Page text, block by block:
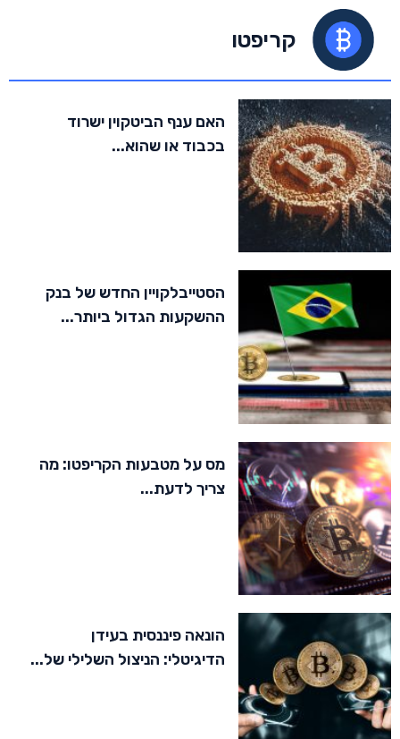
קריפטו
האם ענף הביטקוין ישרוד
בכבוד או שהוא...
הסטייבלקויין החדש של בנק
ההשקעות הגדול ביותר...
מס על מטבעות הקריפטו: מה
צריך לדעת...
הונאה פיננסית בעידן
הדיגיטלי: הניצול השלילי של...